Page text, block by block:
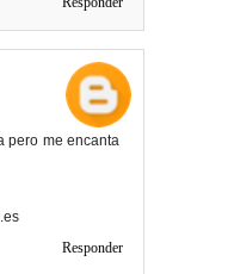
pero me encanta
Responder